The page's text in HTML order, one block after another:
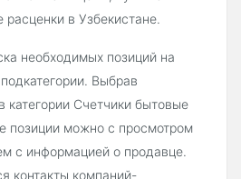
в Узбекистане.
необходимых позиций на
Выбрав
категории Счетчики бытовые
позиции можно с просмотром
с информацией о продавце.
контакты компаний-